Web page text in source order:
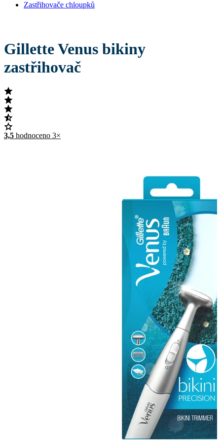
Zastřihovače chloupků
Gillette Venus bikiny
zastřihovač
3,5 hodnoceno 3×